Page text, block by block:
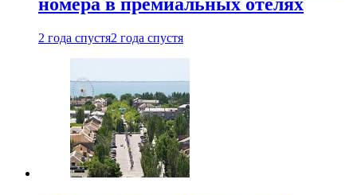
2 года спустя2 года спустя